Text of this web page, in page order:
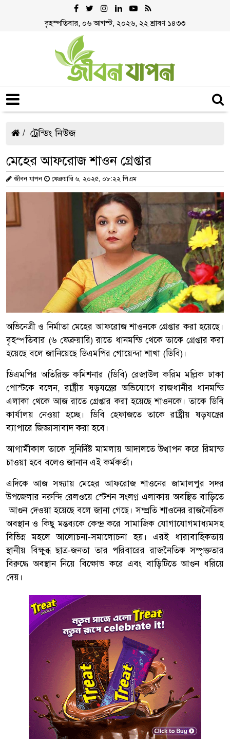
বৃহস্পতিবার, ০৬ আগস্ট, ২০২৬, ২২ শ্রাবণ ১৪৩৩
ট্রেন্ডিং নিউজ
মেহের আফরোজ শাওন গ্রেপ্তার
জীবন যাপন ফেব্রুয়ারি ৬, ২০২৫, ০৮:২২ পিএম
অভিনেত্রী ও নির্মাতা মেহের আফরোজ শাওনকে গ্রেপ্তার করা হয়েছে।
বৃহস্পতিবার (৬ ফেব্রুয়ারি) রাতে ধানমন্ডি থেকে তাকে গ্রেপ্তার করা
হয়েছে বলে জানিয়েছে ডিএমপির গোয়েন্দা শাখা (ডিবি)।
ডিএমপির অতিরিক্ত কমিশনার (ডিবি) রেজাউল করিম মল্লিক ঢাকা
পোস্টকে বলেন, রাষ্ট্রীয় ষড়যন্ত্রের অভিযোগে রাজধানীর ধানমন্ডি
এলাকা থেকে আজ রাতে গ্রেপ্তার করা হয়েছে শাওনকে। তাকে ডিবি
কার্যালয় নেওয়া হচ্ছে। ডিবি হেফাজতে তাকে রাষ্ট্রীয় ষড়যন্ত্রের
ব্যাপারে জিজ্ঞাসাবাদ করা হবে।
আগামীকাল তাকে সুনির্দিষ্ট মামলায় আদালতে উত্থাপন করে রিমান্ড
চাওয়া হবে বলেও জানান এই কর্মকর্তা।
এদিকে আজ সন্ধ্যায় মেহের আফরোজ শাওনের জামালপুর সদর
উপজেলার নরুন্দি রেলওয়ে স্টেশন সংলগ্ন এলাকায় অবস্থিত বাড়িতে
আগুন দেওয়া হয়েছে বলে জানা গেছে। সম্প্রতি শাওনের রাজনৈতিক
অবস্থান ও কিছু মন্তব্যকে কেন্দ্র করে সামাজিক যোগাযোগমাধ্যমসহ
বিভিন্ন মহলে আলোচনা-সমালোচনা হয়। এরই ধারাবাহিকতায়
স্থানীয় বিক্ষুব্ধ ছাত্র-জনতা তার পরিবারের রাজনৈতিক সম্পৃক্ততার
বিরুদ্ধে অবস্থান নিয়ে বিক্ষোভ করে এবং বাড়িটিতে আগুন ধরিয়ে
দেয়।